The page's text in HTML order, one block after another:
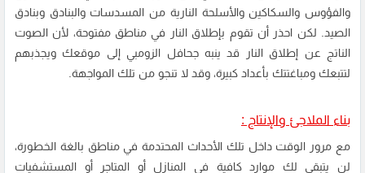
والفؤوس والسكاكين والأسلحة النارية من المسدسات والبنادق وبنادق
الصيد. لكن احذر أن تقوم بإطلاق النار في مناطق مفتوحة، لأن الصوت
الناتج عن إطلاق النار قد ينبه جحافل الزومبي إلى موقعك ويجذبهم
لتتبعك ومباغتتك بأعداد كبيرة، وقد لا تنجو من تلك المواجهة.
بناء الملاجئ والإنتاج :
مع مرور الوقت داخل تلك الأحداث المحتدمة في مناطق بالغة الخطورة،
لن يتبقى لك موارد كافية في المنازل أو المتاجر أو المستشفيات